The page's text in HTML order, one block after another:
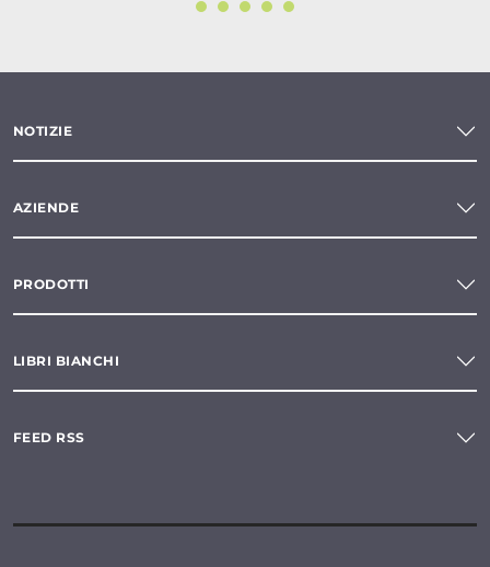
NOTIZIE
AZIENDE
PRODOTTI
LIBRI BIANCHI
FEED RSS